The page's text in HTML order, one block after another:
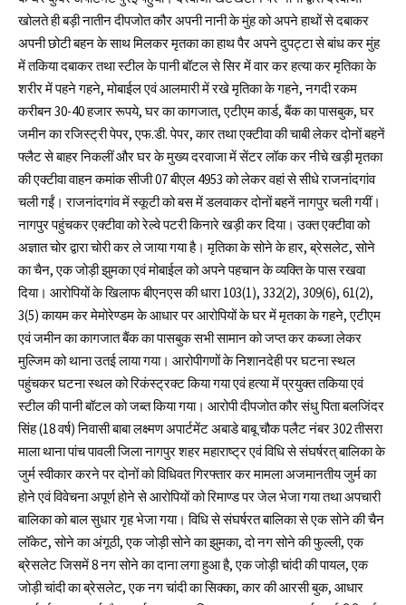
खोलते ही बड़ी नातीन दीपजोत कौर अपनी नानी के मुंह को अपने हाथों से दबाकर
अपनी छोटी बहन के साथ मिलकर मृतका का हाथ पैर अपने दुपट्टा से बांध कर मुंह
में तकिया दबाकर तथा स्टील के पानी बॉटल से सिर में वार कर हत्या कर मृतिका के
शरीर में पहने गहने, मोबाईल एवं आलमारी में रखे मृतिका के गहने, नगदी रकम
करीबन 30-40 हजार रूपये, घर का कागजात, एटीएम कार्ड, बैंक का पासबुक, घर
जमीन का रजिस्ट्री पेपर, एफ.डी. पेपर, कार तथा एक्टीवा की चाबी लेकर दोनों बहनें
फ्लैट से बाहर निकलीं और घर के मुख्य दरवाजा में सेंटर लॉक कर नीचे खड़ी मृतका
की एक्टीवा वाहन कमांक सीजी 07 बीएल 4953 को लेकर वहां से सीधे राजनांदगांव
चली गईं। राजनांदगांव में स्कूटी को बस में डलवाकर दोनों बहनें नागपुर चली गयीं।
नागपुर पहुंचकर एक्टीवा को रेल्वे पटरी किनारे खड़ी कर दिया। उक्त एक्टीवा को
अज्ञात चोर द्वारा चोरी कर ले जाया गया है। मृतिका के सोने के हार, ब्रेसलेट, सोने
का चैन, एक जोड़ी झुमका एवं मोबाईल को अपने पहचान के व्यक्ति के पास रखवा
दिया। आरोपियों के खिलाफ बीएनएस की धारा 103(1), 332(2), 309(6), 61(2),
3(5) कायम कर मेमोरेण्डम के आधार पर आरोपियों के घर में मृतका के गहने, एटीएम
एवं जमीन का कागजात बैंक का पासबुक सभी सामान को जप्त कर कब्जा लेकर
मुल्जिम को थाना उतई लाया गया। आरोपीगणों के निशानदेही पर घटना स्थल
पहुंचकर घटना स्थल को रिकंस्ट्रक्ट किया गया एवं हत्या में प्रयुक्त तकिया एवं
स्टील की पानी बॉटल को जब्त किया गया। आरोपी दीपजोत कौर संधु पिता बलजिंदर
सिंह (18 वर्ष) निवासी बाबा लक्ष्मण अपार्टमेंट अबाडे बाबू चौक पलैट नंबर 302 तीसरा
माला थाना पांच पावली जिला नागपुर शहर महाराष्ट्र एवं विधि से संघर्षरत् बालिका के
जुर्म स्वीकार करने पर दोनों को विधिवत गिरफ्तार कर मामला अजमानतीय जुर्म का
होने एवं विवेचना अपूर्ण होने से आरोपियों को रिमाण्ड पर जेल भेजा गया तथा अपचारी
बालिका को बाल सुधार गृह भेजा गया। विधि से संघर्षरत बालिका से एक सोने की चैन
लॉकेट, सोने का अंगूठी, एक जोड़ी सोने का झुमका, दो नग सोने की फुल्ली, एक
ब्रेसलेट जिसमें 8 नग सोने का दाना लगा हुआ है, एक जोड़ी चांदी की पायल, एक
जोड़ी चांदी का ब्रेसलेट, एक नग चांदी का सिक्का, कार की आरसी बुक, आधार